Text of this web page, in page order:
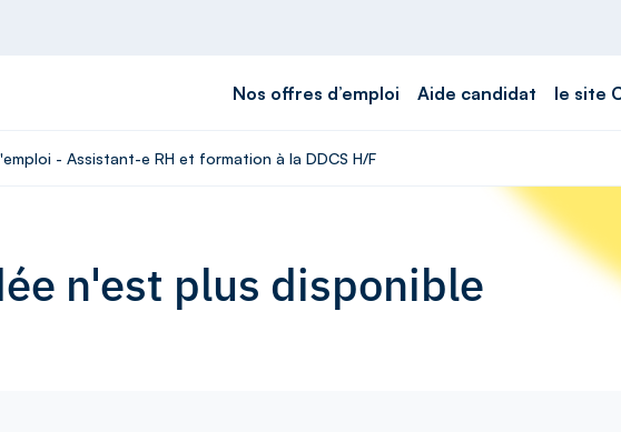
Nos offres d’emploi Aide candidat le site
- Assistant-e RH et formation à la DDCS H/F
n'est plus disponible